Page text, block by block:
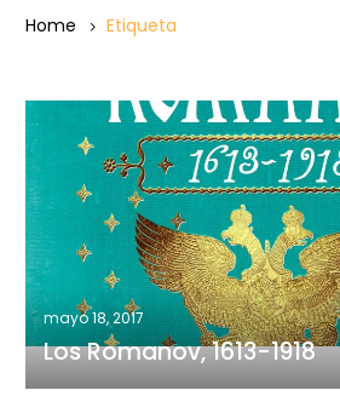
Home Etiqueta
Los
Romanov,
1613-
1918
mayo 18, 2017
Los Romanov, 1613-1918